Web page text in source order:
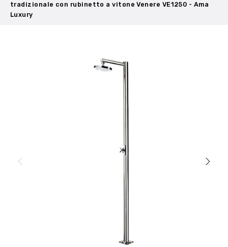
tradizionale con rubinetto a vitone Venere VE1250 - Ama
Luxury